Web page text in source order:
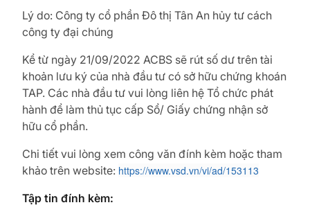
Lý do: Công ty cổ phần Đô thị Tân An hủy tư cách
công ty đại chúng
Kể từ ngày 21/09/2022 ACBS sẽ rút số dư trên tài
khoản lưu ký của nhà đầu tư có sở hữu chứng khoán
TAP. Các nhà đầu tư vui lòng liên hệ Tổ chức phát
hành để làm thủ tục cấp Sổ/ Giấy chứng nhận sở
hữu cổ phần.
Chi tiết vui lòng xem công văn đính kèm hoặc tham
khảo trên website: https://www.vsd.vn/vi/ad/153113
Tập tin đính kèm: